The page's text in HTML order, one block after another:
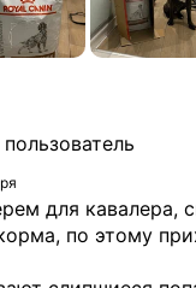
для кавалера,
по этому